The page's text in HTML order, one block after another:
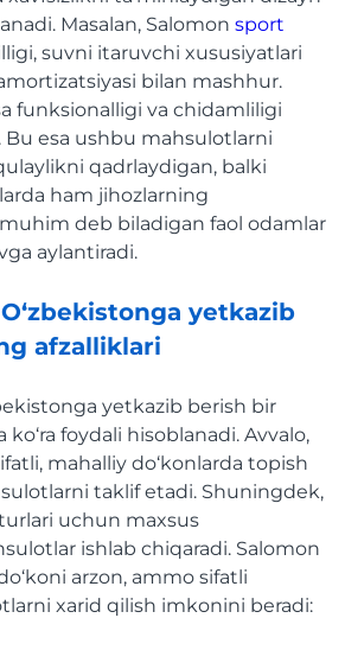
Masalan, Salomon sport
suvni itaruvchi xususiyatlari
bilan mashhur.
funksionalligi va chidamliligi
Bu esa ushbu mahsulotlarni
qadrlaydigan, balki
ham jihozlarning
deb biladigan faol odamlar
aylantiradi.
yetkazib
afzalliklari
yetkazib berish bir
foydali hisoblanadi. Avvalo,
mahalliy do‘konlarda topish
taklif etadi. Shuningdek,
uchun maxsus
ishlab chiqaradi. Salomon
arzon, ammo sifatli
xarid qilish imkonini beradi: